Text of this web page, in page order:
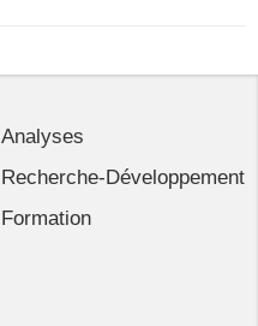
Analyses
Recherche-Développement
Formation